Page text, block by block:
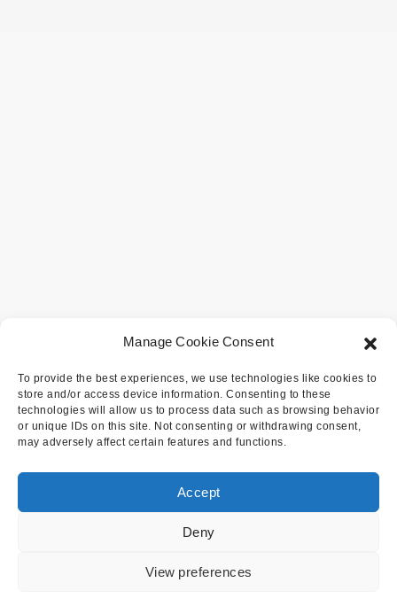
Manage Cookie Consent
To provide the best experiences, we use technologies like cookies to
store and/or access device information. Consenting to these
technologies will allow us to process data such as browsing behavior
or unique IDs on this site. Not consenting or withdrawing consent,
may adversely affect certain features and functions.
Accept
Deny
View preferences